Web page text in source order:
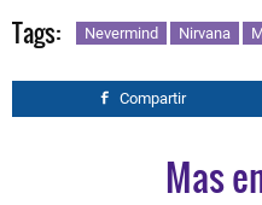
Tags: Nevermind Nirvana
Compartir
Mas